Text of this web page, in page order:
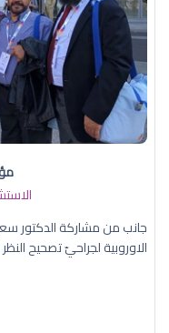
جانب من مشاركة الدكتور
الاوروبية لجراحيّ تصحيح